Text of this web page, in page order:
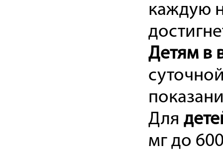
каждую
Детям в
Для
мг до